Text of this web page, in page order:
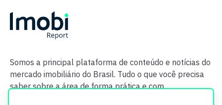
Somos a principal plataforma de conteúdo e notícias do
mercado imobiliário do Brasil. Tudo o que você precisa
saber sobre a área de forma prática e com